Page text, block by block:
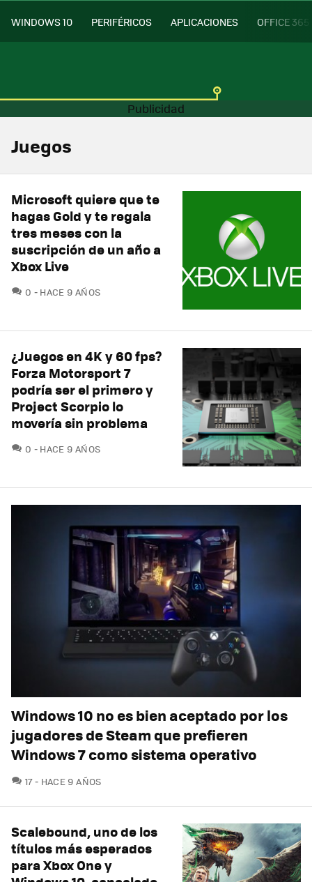
WINDOWS 10 PERIFÉRICOS APLICACIONES OFFICE 365
Juegos
Microsoft quiere que te
hagas Gold y te regala
tres meses con la
suscripción de un año a
Xbox Live
0 COMENTARIOS
HACE 9 AÑOS
¿Juegos en 4K y 60 fps?
Forza Motorsport 7
podría ser el primero y
Project Scorpio lo
movería sin problema
0 COMENTARIOS
HACE 9 AÑOS
Windows 10 no es bien aceptado por los
jugadores de Steam que prefieren
Windows 7 como sistema operativo
17COMENTARIOS
HACE 9 AÑOS
Scalebound, uno de los
títulos más esperados
para Xbox One y